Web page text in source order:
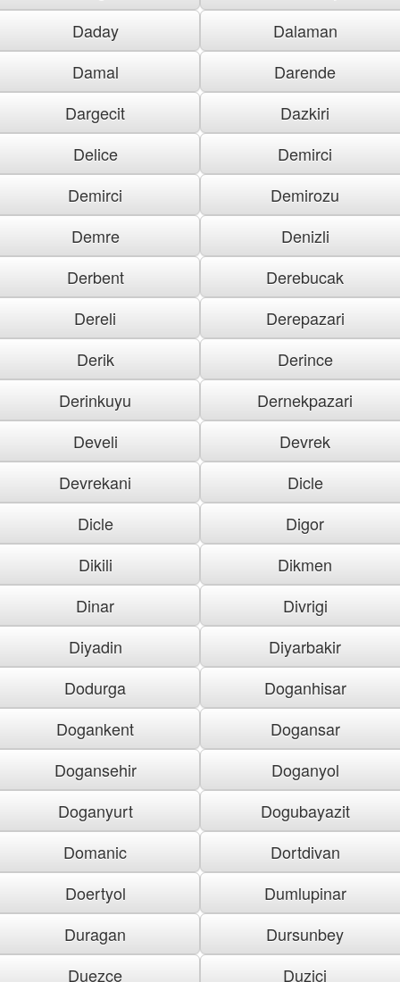
Daday
Dalaman
Damal
Darende
Dargecit
Dazkiri
Delice
Demirci
Demirci
Demirozu
Demre
Denizli
Derbent
Derebucak
Dereli
Derepazari
Derik
Derince
Derinkuyu
Dernekpazari
Develi
Devrek
Devrekani
Dicle
Dicle
Digor
Dikili
Dikmen
Dinar
Divrigi
Diyadin
Diyarbakir
Dodurga
Doganhisar
Dogankent
Dogansar
Dogansehir
Doganyol
Doganyurt
Dogubayazit
Domanic
Dortdivan
Doertyol
Dumlupinar
Duragan
Dursunbey
Duezce
Duzici